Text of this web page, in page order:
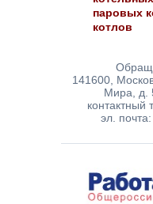
паровых
котлов
141600,
Мира, д.
контактный
эл.